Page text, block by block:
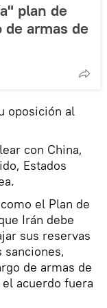
plan de
de armas de
oposición al
con China,
Estados
el Plan de
Irán debe
sus reservas
sanciones,
de armas de
acuerdo fuera